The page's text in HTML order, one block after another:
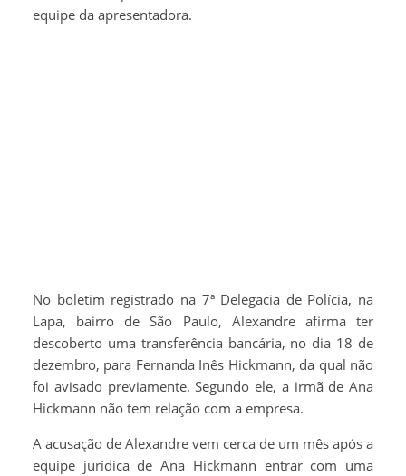
equipe da apresentadora.
No boletim registrado na 7ª Delegacia de Polícia, na
Lapa, bairro de São Paulo, Alexandre afirma ter
descoberto uma transferência bancária, no dia 18 de
dezembro, para Fernanda Inês Hickmann, da qual não
foi avisado previamente. Segundo ele, a irmã de Ana
Hickmann não tem relação com a empresa.
A acusação de Alexandre vem cerca de um mês após a
equipe jurídica de Ana Hickmann entrar com uma